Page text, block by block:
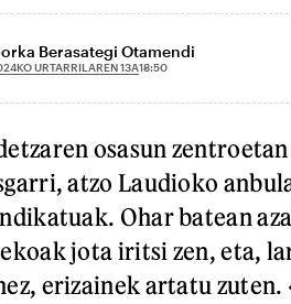
Berasategi Otamendi
URTARRILAREN 13A18:50
osasun
atzo Laudioko
Ohar batean
jota iritsi zen, eta,
erizainek artatu